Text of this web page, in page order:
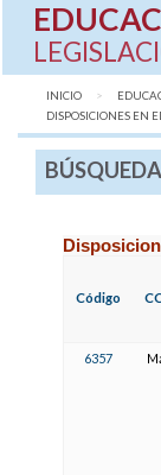
INICIO
DISPOSICIONES EN
Código
6357